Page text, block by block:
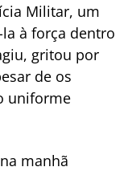
Militar, um
à força dentro
gritou por
de os
uniforme
manhã